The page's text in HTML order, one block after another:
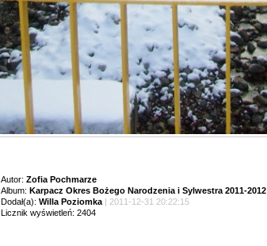
Autor: Zofia Pochmarze
Album: Karpacz Okres Bożego Narodzenia i Sylwestra 2011-2012
Dodał(a): Willa Poziomka | 2011-12-31 20:22:15
Licznik wyświetleń: 2404